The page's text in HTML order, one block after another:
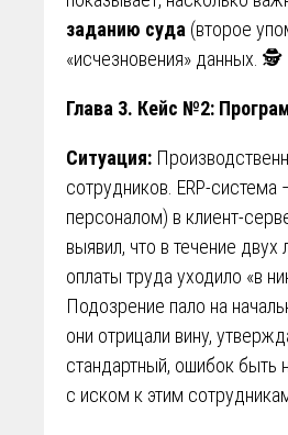
заданию суда (второе
«исчезновения» данных. 🕵️
Глава 3. Кейс №2:
Ситуация:
сотрудников. ERP-
персоналом) в клиент-
выявил, что в течение
оплаты труда уходило «в
Подозрение пало на
они отрицали вину,
стандартный, ошибок быть
с иском к этим